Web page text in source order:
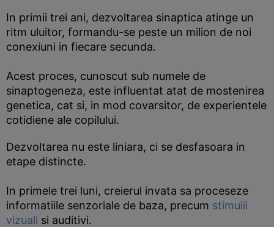
In primii trei ani, dezvoltarea sinaptica atinge un
ritm uluitor, formandu-se peste un milion de noi
conexiuni in fiecare secunda.
Acest proces, cunoscut sub numele de
sinaptogeneza, este influentat atat de mostenirea
genetica, cat si, in mod covarsitor, de experientele
cotidiene ale copilului.
Dezvoltarea nu este liniara, ci se desfasoara in
etape distincte.
In primele trei luni, creierul invata sa proceseze
informatiile senzoriale de baza, precum stimulii
vizuali si auditivi.